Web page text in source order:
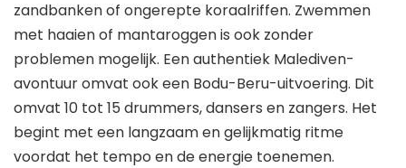
zandbanken of ongerepte koraalriffen. Zwemmen
met haaien of mantaroggen is ook zonder
problemen mogelijk. Een authentiek Malediven-
avontuur omvat ook een Bodu-Beru-uitvoering. Dit
omvat 10 tot 15 drummers, dansers en zangers. Het
begint met een langzaam en gelijkmatig ritme
voordat het tempo en de energie toenemen.